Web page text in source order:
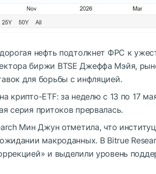
нефть подтолкнет ФРС к
биржи BTSE Джеффа Мэйя,
для борьбы с инфляцией.
крипто-ETF: за неделю с 13 по 17
серия притоков прервалась.
Мин Джун отметила, что
макроданных. В Bitrue
и выделили уровень